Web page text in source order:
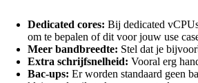
Dedicated cores: Bij dedicated
om te bepalen of dit voor jouw use
Meer bandbreedte: Stel dat je
Extra schrijfsnelheid: Vooral erg
Bac-ups: Er worden standaard geen